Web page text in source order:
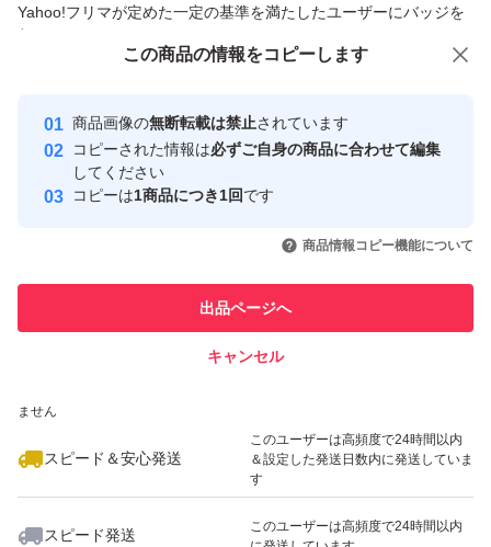
Yahoo!フリマが定めた一定の基準を満たしたユーザーにバッジを
付与しています
安心取引出品者
心・安全なユーザーです
取引実績
引を完了させた実績があります
での取引実績があります
ません
スピード＆安心発送
このユーザーは高頻度で24時間以内
＆設定した発送日数内に発送していま
す
スピード発送
このユーザーは高頻度で24時間以内
この商品の情報をコピーします
商品画像の無断転載は禁止されています
コピーされた情報は必ずご自身の商品に合わせて編集
してください
コピーは1商品につき1回です
商品情報コピー機能について
出品ページへ
キャンセル
この商品をみている人にオススメ